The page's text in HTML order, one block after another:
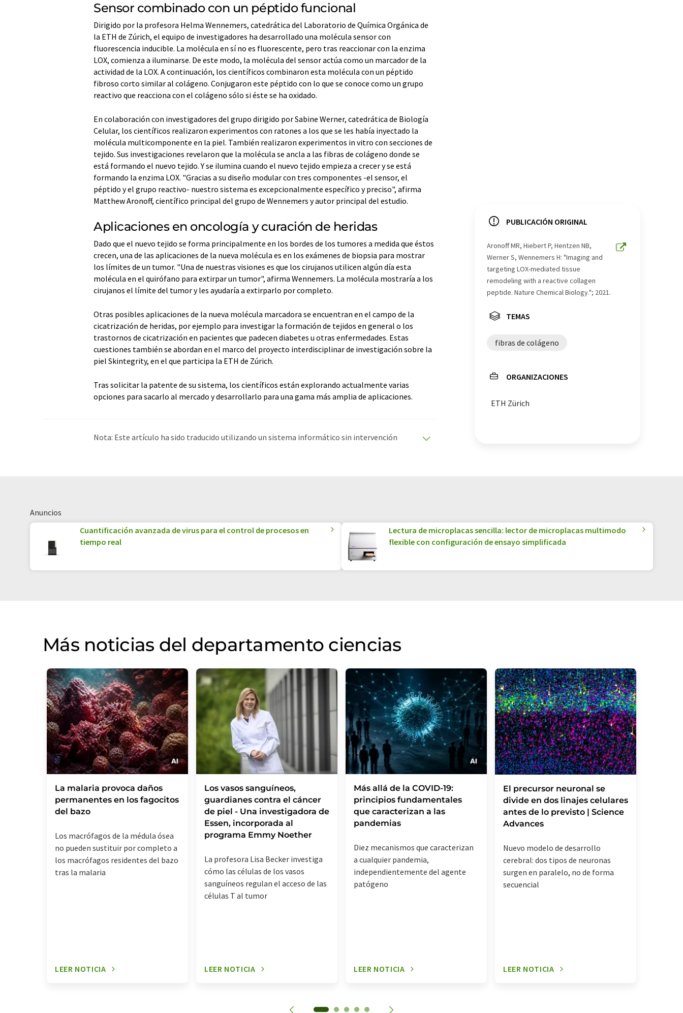
Sensor combinado con un péptido funcional
Dirigido por la profesora Helma Wennemers, catedrática del Laboratorio de Química Orgánica de
la ETH de Zúrich, el equipo de investigadores ha desarrollado una molécula sensor con
fluorescencia inducible. La molécula en sí no es fluorescente, pero tras reaccionar con la enzima
LOX, comienza a iluminarse. De este modo, la molécula del sensor actúa como un marcador de la
actividad de la LOX. A continuación, los científicos combinaron esta molécula con un péptido
fibroso corto similar al colágeno. Conjugaron este péptido con lo que se conoce como un grupo
reactivo que reacciona con el colágeno sólo si éste se ha oxidado.
En colaboración con investigadores del grupo dirigido por Sabine Werner, catedrática de Biología
Celular, los científicos realizaron experimentos con ratones a los que se les había inyectado la
molécula multicomponente en la piel. También realizaron experimentos in vitro con secciones de
tejido. Sus investigaciones revelaron que la molécula se ancla a las fibras de colágeno donde se
está formando el nuevo tejido. Y se ilumina cuando el nuevo tejido empieza a crecer y se está
formando la enzima LOX. "Gracias a su diseño modular con tres componentes -el sensor, el
péptido y el grupo reactivo- nuestro sistema es excepcionalmente específico y preciso", afirma
Matthew Aronoff, científico principal del grupo de Wennemers y autor principal del estudio.
Aplicaciones en oncología y curación de heridas
Dado que el nuevo tejido se forma principalmente en los bordes de los tumores a medida que éstos
crecen, una de las aplicaciones de la nueva molécula es en los exámenes de biopsia para mostrar
los límites de un tumor. "Una de nuestras visiones es que los cirujanos utilicen algún día esta
molécula en el quirófano para extirpar un tumor", afirma Wennemers. La molécula mostraría a los
cirujanos el límite del tumor y les ayudaría a extirparlo por completo.
Otras posibles aplicaciones de la nueva molécula marcadora se encuentran en el campo de la
cicatrización de heridas, por ejemplo para investigar la formación de tejidos en general o los
trastornos de cicatrización en pacientes que padecen diabetes u otras enfermedades. Estas
cuestiones también se abordan en el marco del proyecto interdisciplinar de investigación sobre la
piel Skintegrity, en el que participa la ETH de Zúrich.
Tras solicitar la patente de su sistema, los científicos están explorando actualmente varias
opciones para sacarlo al mercado y desarrollarlo para una gama más amplia de aplicaciones.
Nota: Este artículo ha sido traducido utilizando un sistema informático sin intervención
PUBLICACIÓN ORIGINAL
Aronoff MR, Hiebert P, Hentzen NB,
Werner S, Wennemers H: "Imaging and
targeting LOX-​mediated tissue
remodeling with a reactive collagen
peptide. Nature Chemical Biology."; 2021.
TEMAS
fibras de colágeno
ORGANIZACIONES
ETH Zürich
Anuncios
Cuantificación avanzada de virus para el control de procesos en
tiempo real
Lectura de microplacas sencilla: lector de microplacas multimodo
flexible con configuración de ensayo simplificada
Más noticias del departamento ciencias
La malaria provoca daños
permanentes en los fagocitos
del bazo
Los macrófagos de la médula ósea
no pueden sustituir por completo a
los macrófagos residentes del bazo
tras la malaria
LEER NOTICIA
Los vasos sanguíneos,
guardianes contra el cáncer
de piel - Una investigadora de
Essen, incorporada al
programa Emmy Noether
La profesora Lisa Becker investiga
cómo las células de los vasos
sanguíneos regulan el acceso de las
células T al tumor
LEER NOTICIA
Más allá de la COVID-19:
principios fundamentales
que caracterizan a las
pandemias
Diez mecanismos que caracterizan
a cualquier pandemia,
independientemente del agente
patógeno
LEER NOTICIA
El precursor neuronal se
divide en dos linajes celulares
antes de lo previsto | Science
Advances
Nuevo modelo de desarrollo
cerebral: dos tipos de neuronas
surgen en paralelo, no de forma
secuencial
LEER NOTICIA